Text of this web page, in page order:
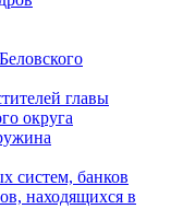
главы
округа
систем, банков
находящихся в